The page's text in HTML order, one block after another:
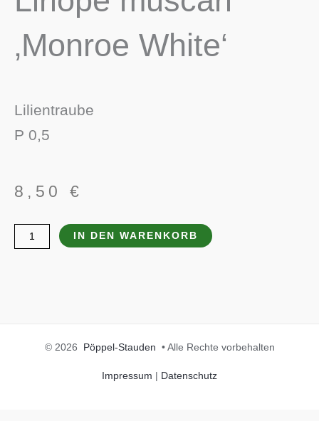
‚Monroe White‘
Lilientraube
P 0,5
8,50 €
Liriope
muscari
IN DEN WARENKORB
© 2026 Pöppel-Stauden • Alle Rechte vorbehalten
Impressum | Datenschutz